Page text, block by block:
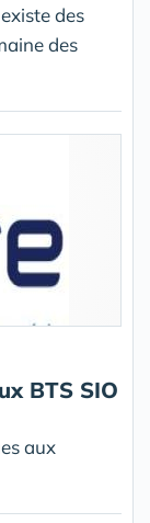
des
des
BTS SIO
aux